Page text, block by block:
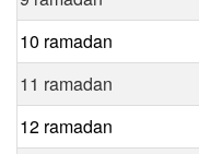
10 ramadan
11 ramadan
12 ramadan